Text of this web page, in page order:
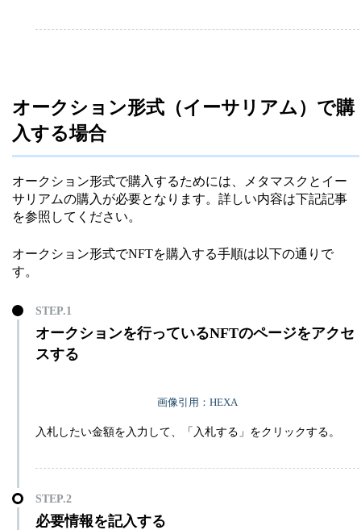
オークション形式（イーサリアム）で購
入する場合
オークション形式で購入するためには、メタマスクとイー
サリアムの購入が必要となります。詳しい内容は下記記事
を参照してください。
オークション形式でNFTを購入する手順は以下の通りで
す。
オークションを行っているNFTのページをアクセ
スする
画像引用：HEXA
入札したい金額を入力して、「入札する」をクリックする。
必要情報を記入する